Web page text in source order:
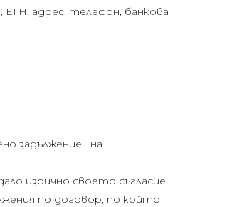
адрес, телефон, банкова
задължение
на
изрично своето съгласие
по договор, по който